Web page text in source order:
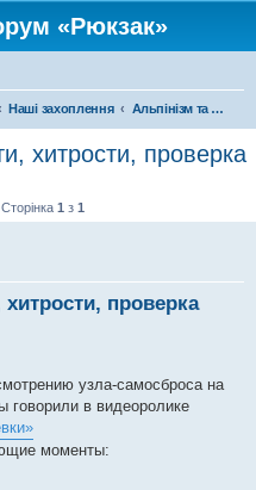
«Рюкзак»
Наші захоплення Альпінізм та скелелазіння
хитрости, проверка
1 з 1
проверка
узла-самосброса на
говорили в видеоролике
моменты: